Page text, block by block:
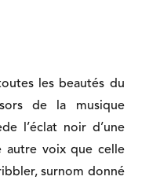
les beautés du
de la musique
l’éclat noir d’une
autre voix que celle
surnom donné